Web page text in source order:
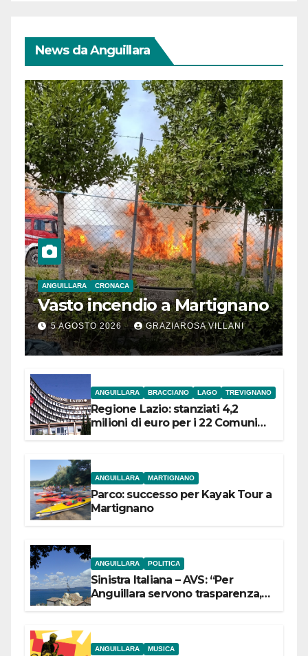
News da Anguillara
ANGUILLARA CRONACA
Vasto incendio a Martignano
5 AGOSTO 2026 GRAZIAROSA VILLANI
ANGUILLARA BRACCIANO LAGO TREVIGNANO
Regione Lazio: stanziati 4,2
milioni di euro per i 22 Comuni
ANGUILLARA MARTIGNANO
Parco: successo per Kayak Tour a
Martignano
ANGUILLARA POLITICA
Sinistra Italiana – AVS: “Per
Anguillara servono trasparenza,
ANGUILLARA MUSICA